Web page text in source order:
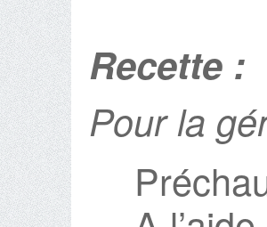
Recette :
Pour la